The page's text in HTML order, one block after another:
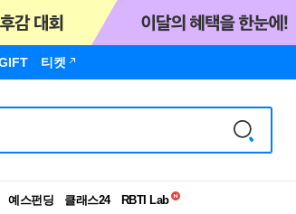
티켓
예스펀딩 클래스24
독서유형검사